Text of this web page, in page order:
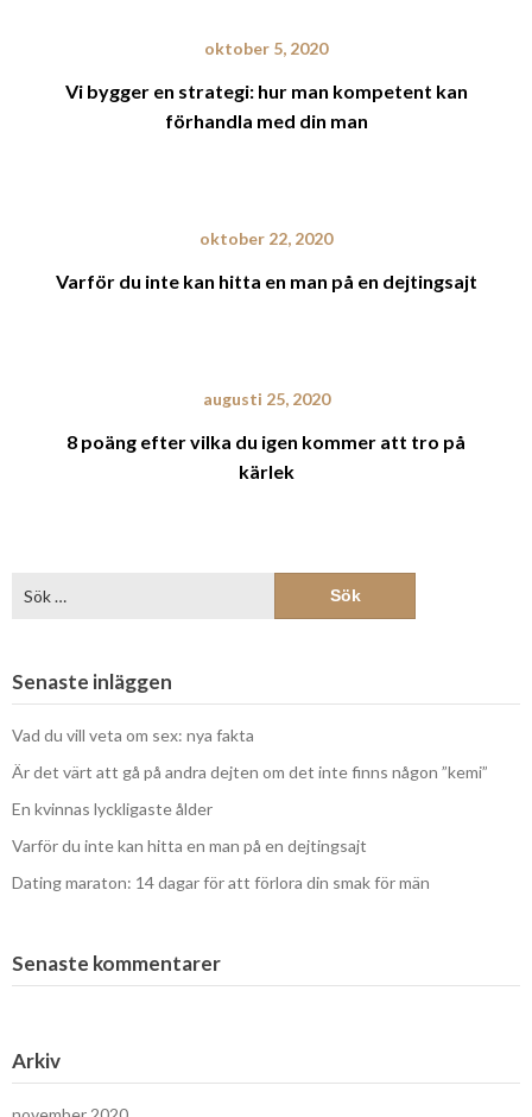
oktober 5, 2020
Vi bygger en strategi: hur man kompetent kan
förhandla med din man
oktober 22, 2020
Varför du inte kan hitta en man på en dejtingsajt
augusti 25, 2020
8 poäng efter vilka du igen kommer att tro på
kärlek
efter:
Senaste inläggen
Vad du vill veta om sex: nya fakta
Är det värt att gå på andra dejten om det inte finns någon ”kemi”
En kvinnas lyckligaste ålder
Varför du inte kan hitta en man på en dejtingsajt
Dating maraton: 14 dagar för att förlora din smak för män
Senaste kommentarer
Arkiv